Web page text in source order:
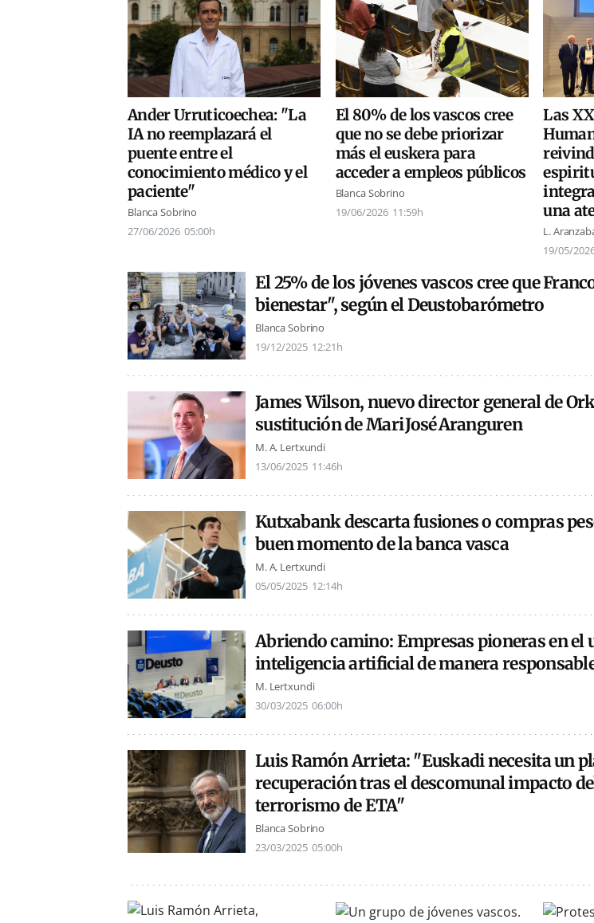
Ander Urruticoechea: "La
IA no reemplazará el
puente entre el
conocimiento médico y el
paciente"
Blanca Sobrino
27/06/2026 05:00h
El 80% de los vascos cree
que no se debe priorizar
más el euskera para
acceder a empleos públicos
Blanca Sobrino
19/06/2026 11:59h
Las
una
L.
19/05/
El 25% de los jóvenes vascos cree que
bienestar", según el Deustobarómetro
Blanca Sobrino
19/12/2025 12:21h
James Wilson, nuevo director general de
sustitución de Mari José Aranguren
M. A. Lertxundi
13/06/2025 11:46h
Kutxabank descarta fusiones o compras
buen momento de la banca vasca
M. A. Lertxundi
05/05/2025 12:14h
Abriendo camino: Empresas pioneras en el
inteligencia artificial de manera
M. Lertxundi
30/03/2025 06:00h
Luis Ramón Arrieta: "Euskadi necesita un
recuperación tras el descomunal impacto
terrorismo de ETA"
Blanca Sobrino
23/03/2025 05:00h